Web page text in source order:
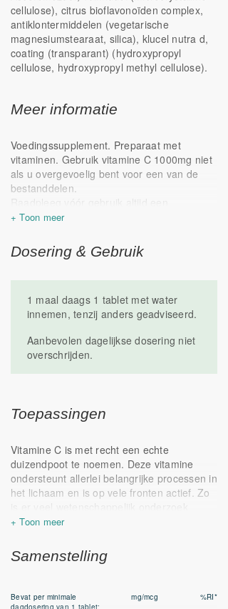
cellulose), citrus bioflavonoïden complex,
antiklontermiddelen (vegetarische
magnesiumstearaat, silica), klucel nutra d,
coating (transparant) (hydroxypropyl
cellulose, hydroxypropyl methyl cellulose).
Meer informatie
Voedingssupplement. Preparaat met
vitaminen. Gebruik vitamine C 1000mg niet
als u overgevoelig bent voor een van de
bestanddelen.
Raadpleeg vóór gebruik altijd een
deskundige in geval van zwangerschap,
Een gevarieerde, evenwichtige voeding en
een gezonde levensstijl zijn belangrijk.
Buiten bereik van kinderen houden.
Droog en op kamertemperatuur bewaren.
Geproduceerd in Nederland.
Dosering & Gebruik
1 maal daags 1 tablet met water
innemen, tenzij anders geadviseerd.
Aanbevolen dagelijkse dosering niet
overschrijden.
Toepassingen
Vitamine C is met recht een echte
duizendpoot te noemen. Deze vitamine
ondersteunt allerlei belangrijke processen in
het lichaam en is op vele fronten actief. Zo
is er veel wetenschappelijk onderzoek
gedaan met Vitamine C, dit heeft geleid tot
gezondheidsclaims die met Vitamine C
gedaan mogen worden. Zie hieronder de
Het immuunsysteem is het meest bekende
Samenstelling
Bevat per minimale
dagdosering van 1 tablet:
mg/mcg %RI*